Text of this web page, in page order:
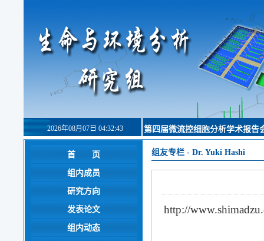
2026年08月07日 04:32:43 第四届微流控细胞分析学术报告
首 页
组内成员
研究方向
发表论文
组内动态
组友专栏 - Dr. Yuki Hashi
http://